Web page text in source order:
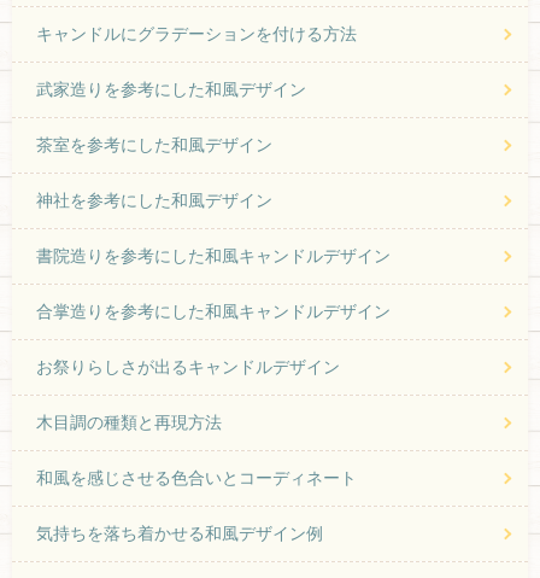
キャンドルにグラデーションを付ける方法
武家造りを参考にした和風デザイン
茶室を参考にした和風デザイン
神社を参考にした和風デザイン
書院造りを参考にした和風キャンドルデザイン
合掌造りを参考にした和風キャンドルデザイン
お祭りらしさが出るキャンドルデザイン
木目調の種類と再現方法
和風を感じさせる色合いとコーディネート
気持ちを落ち着かせる和風デザイン例